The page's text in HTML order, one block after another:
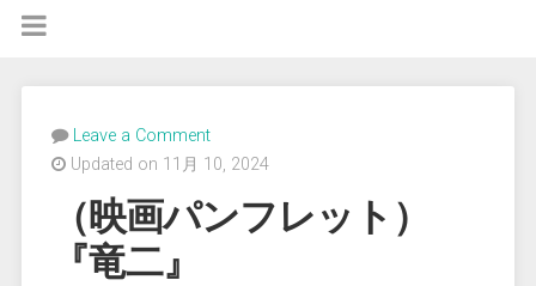
Leave a Comment
Updated on 11月 10, 2024
（映画パンフレット）
『竜二』